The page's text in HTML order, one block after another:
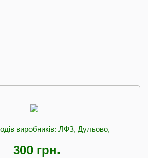
виробників: ЛФЗ, Дульово,
300 грн.